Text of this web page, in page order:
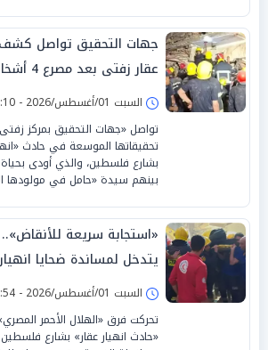
جهات التحقيق تواصل كشف
عقار زفتى بعد مصرع 4 أشخاص
السبت 01/أغسطس/2026 - 04:10 م
تواصل «جهات التحقيق بمركز
تحقيقاتها الموسعة في حادث
بينهم سيدة «حامل في مولودها
«استجابة سريعة للأنقاض»..
يتدخل لمساندة ضحايا
السبت 01/أغسطس/2026 - 03:54 م
تحركت فرق «الهلال الأحمر
«حادث انهيار عقار» بشارع